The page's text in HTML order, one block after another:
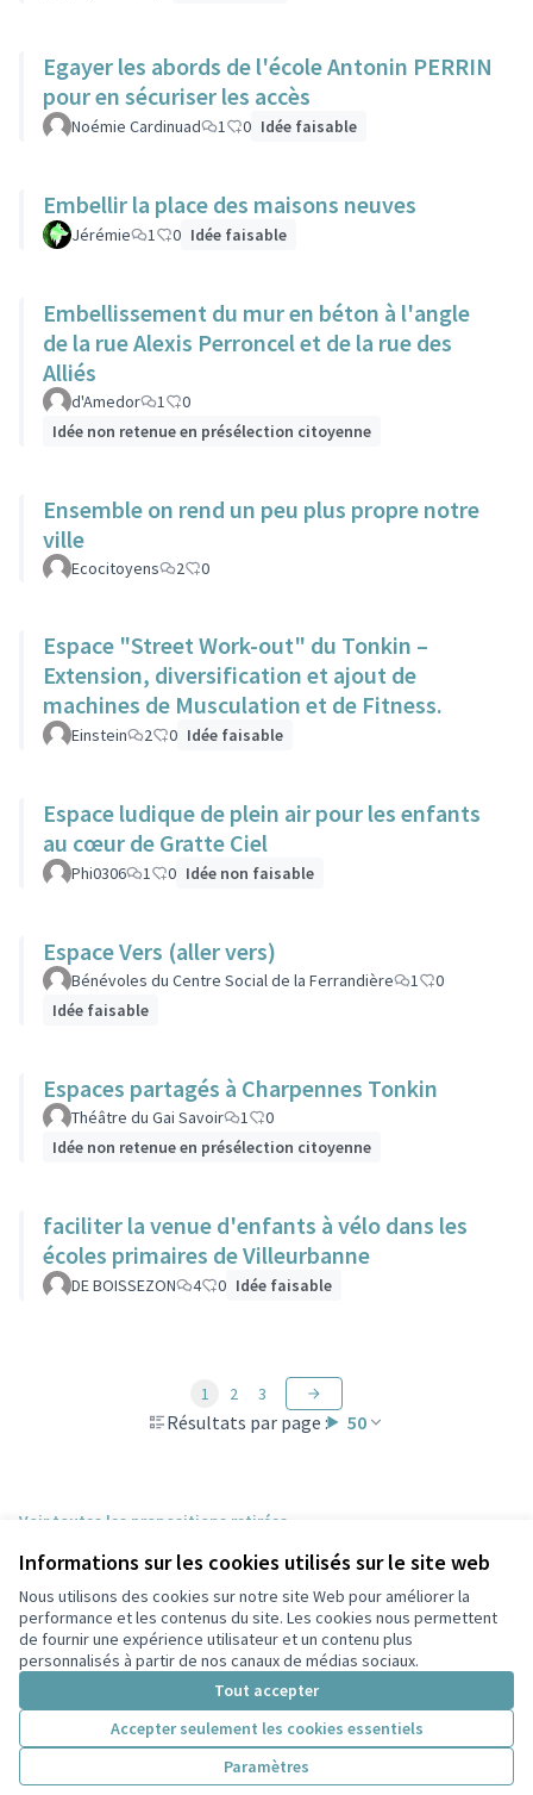
Informations sur les cookies utilisés sur le site web
Nous utilisons des cookies sur notre site Web pour améliorer la
performance et les contenus du site. Les cookies nous permettent
de fournir une expérience utilisateur et un contenu plus
personnalisés à partir de nos canaux de médias sociaux.
Tout accepter
Accepter seulement les cookies essentiels
Paramètres
Egayer les abords de l'école Antonin PERRIN
pour en sécuriser les accès
Noémie Cardinuad 1 0 Idée faisable
Embellir la place des maisons neuves
Jérémie 1 0 Idée faisable
Embellissement du mur en béton à l'angle
de la rue Alexis Perroncel et de la rue des
Alliés
d'Amedor 1
0
Idée non retenue en présélection citoyenne
Ensemble on rend un peu plus propre notre
ville
Ecocitoyens 2 0
Espace "Street Work-out" du Tonkin –
Extension, diversification et ajout de
machines de Musculation et de Fitness.
Einstein 2 0 Idée faisable
Espace ludique de plein air pour les enfants
au cœur de Gratte Ciel
Phi0306 1 0 Idée non faisable
Espace Vers (aller vers)
Bénévoles du Centre Social de la Ferrandière 1
0
Idée faisable
Espaces partagés à Charpennes Tonkin
Théâtre du Gai Savoir 1
0
Idée non retenue en présélection citoyenne
faciliter la venue d'enfants à vélo dans les
écoles primaires de Villeurbanne
DE BOISSEZON 4 0 Idée faisable
Résultats par page : 50
1 2 3
Voir toutes les propositions retirées
Conditions d'utilisation
Paramètres des cookies
Participez Villeurbanne sur X
(Lien externe)
Participez Villeurbanne sur Facebook
Participez Villeurbanne sur Instagram
Participez Villeurbanne sur YouTube
(Lien externe)
Site réalisé grâce aulogiciel libre Decidim .
Licence
(Lien